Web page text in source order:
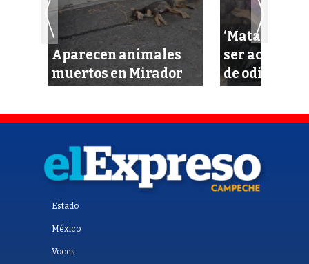
Aparecen animales
muertos en Mirador
ser acusado
de odio
Estado
México
Voces